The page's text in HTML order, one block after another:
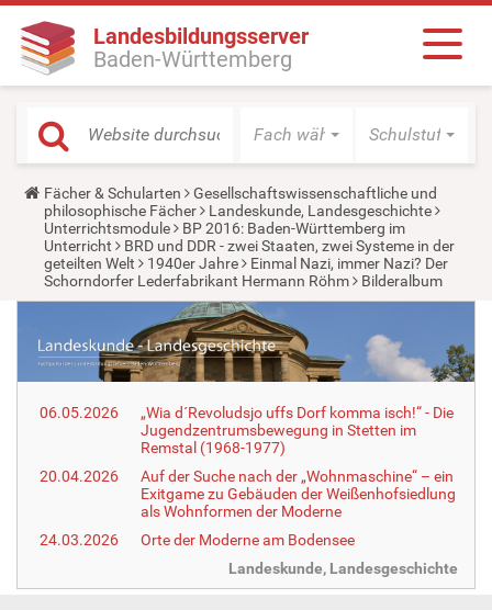
Landesbildungsserver
Baden-Württemberg
Fach wählen Schulstufe
Y
o
u
a
r
e
h
e
:
Fächer & Schularten
Gesellschaftswissenschaftliche und
philosophische Fächer
Landeskunde, Landesgeschichte
Unterrichtsmodule
BP 2016: Baden-Württemberg im
Unterricht
BRD und DDR - zwei Staaten, zwei Systeme in der
geteilten Welt
1940er Jahre
Einmal Nazi, immer Nazi? Der
Schorndorfer Lederfabrikant Hermann Röhm
Bilderalbum
06.05.2026
„Wia d´Revoludsjo uffs Dorf komma isch!“ - Die
Jugendzentrumsbewegung in Stetten im
Remstal (1968-1977)
20.04.2026
Auf der Suche nach der „Wohnmaschine“ – ein
Exitgame zu Gebäuden der Weißenhofsiedlung
als Wohnformen der Moderne
24.03.2026
Orte der Moderne am Bodensee
Landeskunde, Landesgeschichte